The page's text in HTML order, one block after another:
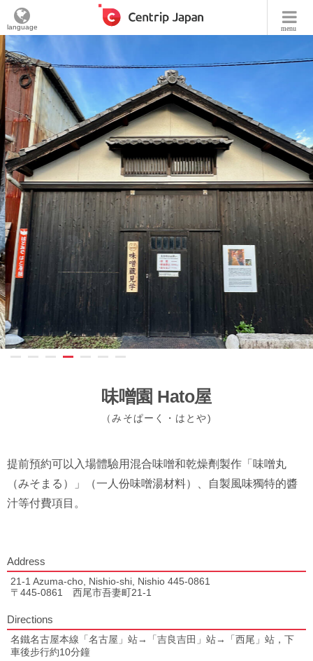
menu
language
味噌園 Hato屋
（みそぱーく・はとや)
提前預約可以入場體驗用混合味噌和乾燥劑製作「味噌丸
（みそまる）」（一人份味噌湯材料）、自製風味獨特的醬
汁等付費項目。
Address
21-1 Azuma-cho, Nishio-shi, Nishio 445-0861
〒445-0861 西尾市吾妻町21-1
Directions
名鐵名古屋本線「名古屋」站→「吉良吉田」站→「西尾」站，下
車後步行約10分鐘